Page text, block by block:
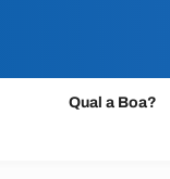
Qual a Boa?